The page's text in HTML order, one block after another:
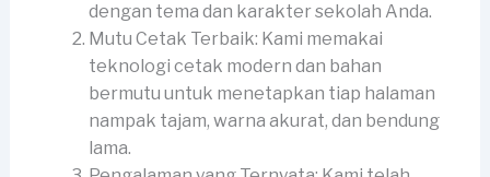
dengan tema dan karakter sekolah Anda.
Mutu Cetak Terbaik: Kami memakai
teknologi cetak modern dan bahan
bermutu untuk menetapkan tiap halaman
nampak tajam, warna akurat, dan bendung
lama.